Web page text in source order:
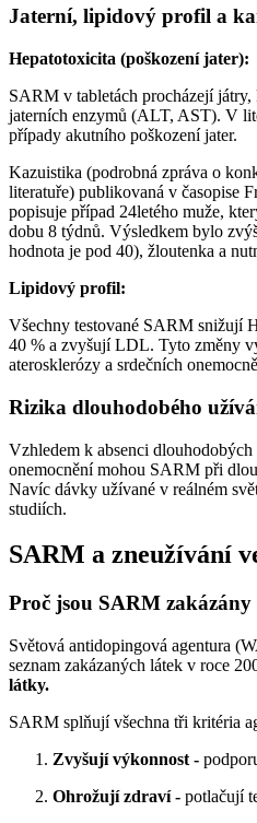
Jaterní, lipidový profil a
Hepatotoxicita (poškození jater):
SARM v tabletách procházejí
jaterních enzymů (ALT, AST). V
případy akutního poškození jater.
Kazuistika (podrobná zpráva o
literatuře) publikovaná v časopise
popisuje případ 24letého muže,
dobu 8 týdnů. Výsledkem bylo
hodnota je pod 40), žloutenka a
Lipidový profil:
Všechny testované SARM snižují
40 % a zvyšují LDL. Tyto změny
aterosklerózy a srdečních
Rizika dlouhodobého
Vzhledem k absenci
onemocnění mohou SARM při
Navíc dávky užívané v reálném
studiích.
SARM a zneužívání
Proč jsou SARM
Světová antidopingová agentura
seznam zakázaných látek v roce
látky.
SARM splňují všechna tři kritéria
Zvyšují výkonnost -
Ohrožují zdraví - potlačují